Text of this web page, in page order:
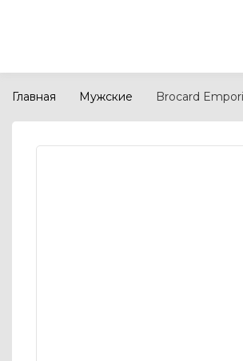
Главная Мужские Brocard